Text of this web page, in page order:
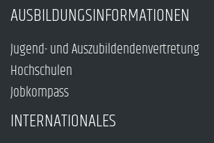
AUSBILDUNGSINFORMATIONEN
Jugend- und Auszubildendenvertretung
Hochschulen
Jobkompass
INTERNATIONALES